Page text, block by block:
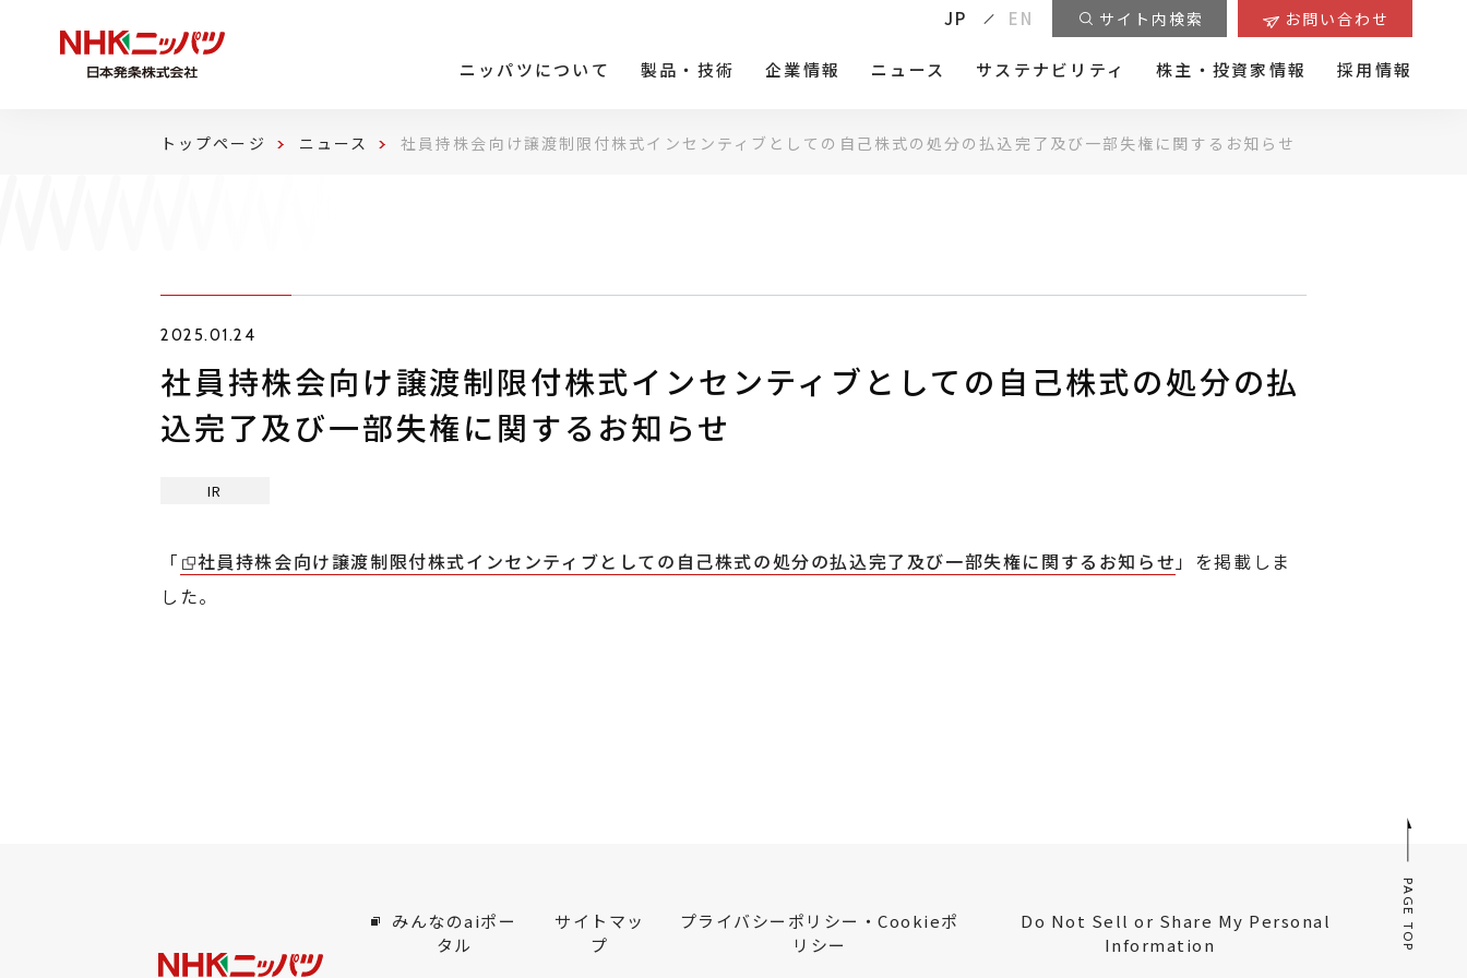
JP EN サイト内検索 お問い合わせ
ニッパツについて 製品・技術 企業情報 ニュース サステナビリティ 株主・投資家情報 採用情報
トップページ ニュース 社員持株会向け譲渡制限付株式インセンティブとしての自己株式の処分の払込完了及び一部失権に関するお知らせ
2025.01.24
社員持株会向け譲渡制限付株式インセンティブとしての自己株式の処分の払
込完了及び一部失権に関するお知らせ
IR
「 社員持株会向け譲渡制限付株式インセンティブとしての自己株式の処分の払込完了及び一部失権に関するお知らせ」を掲載しま
した。
PAGE TOP
みんなのaiポー
タル
サイトマッ
プ
プライバシーポリシー・Cookieポ
リシー
Do Not Sell or Share My Personal
Information